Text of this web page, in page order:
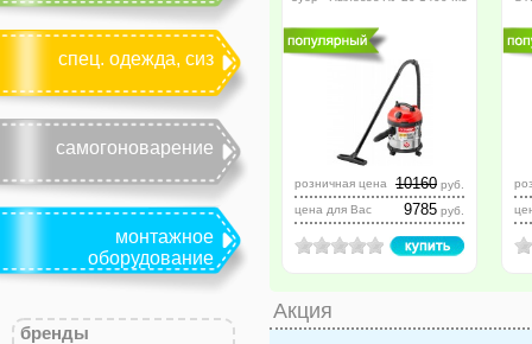
спец. одежда, сиз
самогоноварение
монтажное
оборудование
бренды
розничная цена 10160 руб.
цена для Вас
9785 руб.
Акция